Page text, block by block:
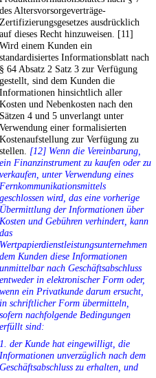
des Altersvorsorgeverträge-
Zertifizierungsgesetzes ausdrücklich
auf dieses Recht hinzuweisen. [11]
Wird einem Kunden ein
standardisiertes Informationsblatt nach
§ 64 Absatz 2 Satz 3 zur Verfügung
gestellt, sind dem Kunden die
Informationen hinsichtlich aller
Kosten und Nebenkosten nach den
Sätzen 4 und 5 unverlangt unter
Verwendung einer formalisierten
Kostenaufstellung zur Verfügung zu
stellen. [12] Wenn die Vereinbarung,
ein Finanzinstrument zu kaufen oder zu
verkaufen, unter Verwendung eines
Fernkommunikationsmittels
geschlossen wird, das eine vorherige
Übermittlung der Informationen über
Kosten und Gebühren verhindert, kann
das
Wertpapierdienstleistungsunternehmen
dem Kunden diese Informationen
unmittelbar nach Geschäftsabschluss
entweder in elektronischer Form oder,
wenn ein Privatkunde darum ersucht,
in schriftlicher Form übermitteln,
sofern nachfolgende Bedingungen
erfüllt sind:
1. der Kunde hat eingewilligt, die
Informationen unverzüglich nach dem
Geschäftsabschluss zu erhalten, und